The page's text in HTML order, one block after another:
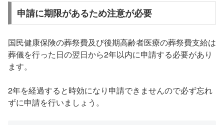
申請に期限があるため注意が必要
国民健康保険の葬祭費及び後期高齢者医療の葬祭費支給は
葬儀を行った日の翌日から2年以内に申請する必要があり
ます。
2年を経過すると時効になり申請できませんので必ず忘れ
ずに申請を行いましょう。